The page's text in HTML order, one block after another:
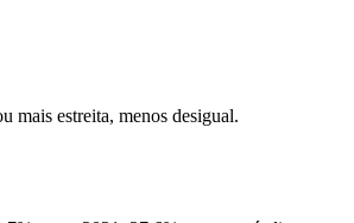
mais estreita, menos desigual.